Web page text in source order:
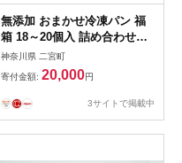
無添加 おまかせ冷凍パン 福
箱 18～20個入 詰め合わせセ
ット ／ パン お楽しみ おまか
せ セット 冷凍 詰め合わせ 食
べ比べ 福箱 無添加 添加物不
使用 朝食 朝ごはん おすすめ
神奈川県 二宮町
寄付金額: 20,000円
3サイトで掲載中